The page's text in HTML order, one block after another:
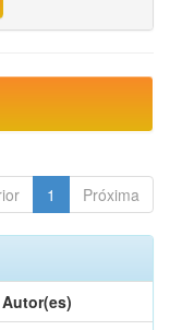
1 Próxima
Autor(es)